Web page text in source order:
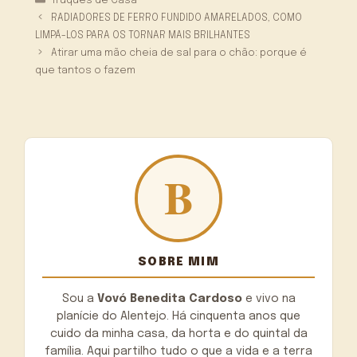
RADIADORES DE FERRO FUNDIDO AMARELADOS, COMO
LIMPÁ-LOS PARA OS TORNAR MAIS BRILHANTES
Atirar uma mão cheia de sal para o chão: porque é
que tantos o fazem
SOBRE MIM
Sou a Vovó Benedita Cardosoe vivo na
planície do Alentejo. Há cinquenta anos que
cuido da minha casa, da horta e do quintal da
família. Aqui partilho tudo o que a vida e a terra